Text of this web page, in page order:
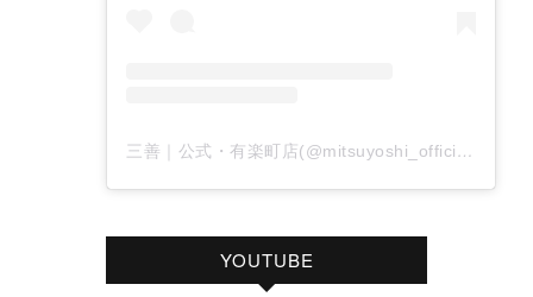
三善｜公式・有楽町店(@mitsuyoshi_official)がシェアした投稿
YOUTUBE